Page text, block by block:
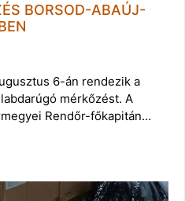
BORSOD-ABAÚJ-
6-án rendezik a
mérkőzést. A
Rendőr-főkapitán…